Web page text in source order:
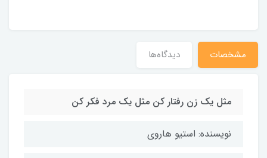
مشخصات دیدگاه‌ها
مثل یک زن رفتار کن مثل یک مرد فکر کن
نویسنده: استیو هاروی